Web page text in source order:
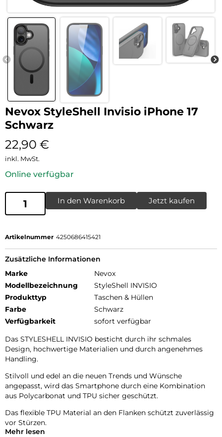
Nevox StyleShell Invisio iPhone 17
Schwarz
22,90 €
inkl. MwSt.
Online verfügbar
In den Warenkorb Jetzt kaufen
Artikelnummer 4250686415421
Zusätzliche Informationen
Marke
Nevox
Modellbezeichnung
StyleShell INVISIO
Produkttyp
Taschen & Hüllen
Farbe
Schwarz
Verfügbarkeit
sofort verfügbar
Das STYLESHELL INVISIO besticht durch ihr schmales
Design, hochwertige Materialien und durch angenehmes
Handling.
Stilvoll und edel an die neuen Trends und Wünsche
angepasst, wird das Smartphone durch eine Kombination
aus Polycarbonat und TPU sicher geschützt.
Das flexible TPU Material an den Flanken schützt zuverlässig
vor Stürzen.
Mehr lesen